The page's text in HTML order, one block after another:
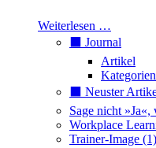
Weiterlesen …
⬛️ Journal
Artikel
Kategorien
⬛️ Neuster
Sage nicht
Workplace
Trainer-Image